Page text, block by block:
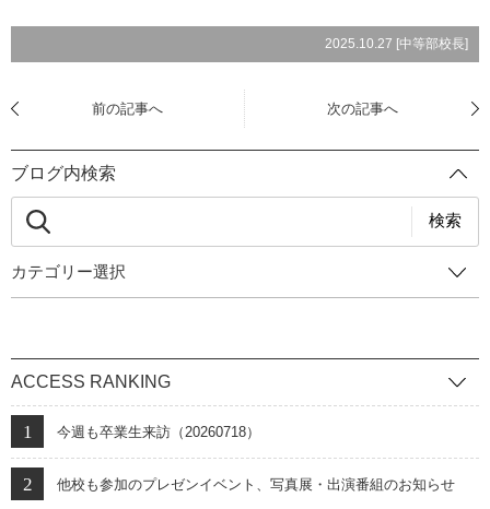
2025.10.27 [中等部校長]
前の記事へ 次の記事へ
ブログ内検索
検索
カテゴリー選択
ACCESS RANKING
今週も卒業生来訪（20260718）
他校も参加のプレゼンイベント、写真展・出演番組のお知らせ